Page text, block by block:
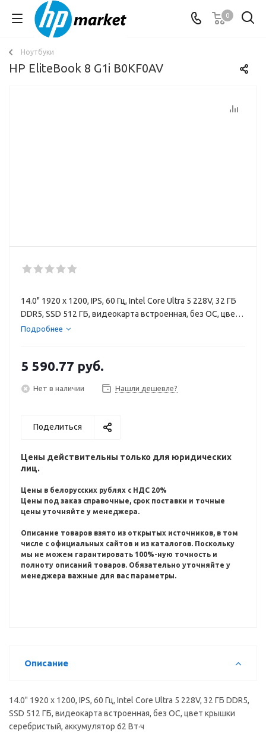
0
Ноутбуки
HP EliteBook 8 G1i B0KF0AV
14.0" 1920 x 1200, IPS, 60 Гц, Intel Core Ultra 5 228V, 32 ГБ
DDR5, SSD 512 ГБ, видеокарта встроенная, без ОС, цвет
крышки серебристый, аккумулятор 62 Вт·ч
Подробнее
5 590.77 руб.
Нет в наличии Нашли дешевле?
Поделиться
Цены действительны только для юридических
лиц.
Цены в белорусских рублях с НДС 20%
Цены под заказ справочные, срок поставки и точные
цены уточняйте у менеджера.
Описание товаров взято из открытых источников, в том
числе с официальных сайтов и из каталогов. Поскольку
мы не можем гарантировать 100%-ную точность и
полноту описаний товаров. Обязательно уточняйте у
менеджера важные для вас параметры.
Описание
14.0" 1920 x 1200, IPS, 60 Гц, Intel Core Ultra 5 228V, 32 ГБ DDR5,
SSD 512 ГБ, видеокарта встроенная, без ОС, цвет крышки
серебристый, аккумулятор 62 Вт·ч